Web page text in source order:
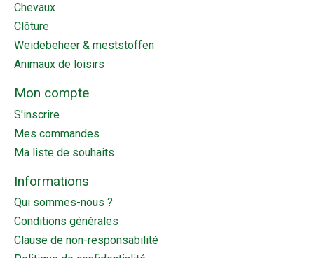
Chevaux
Clôture
Weidebeheer & meststoffen
Animaux de loisirs
Mon compte
S'inscrire
Mes commandes
Ma liste de souhaits
Informations
Qui sommes-nous ?
Conditions générales
Clause de non-responsabilité